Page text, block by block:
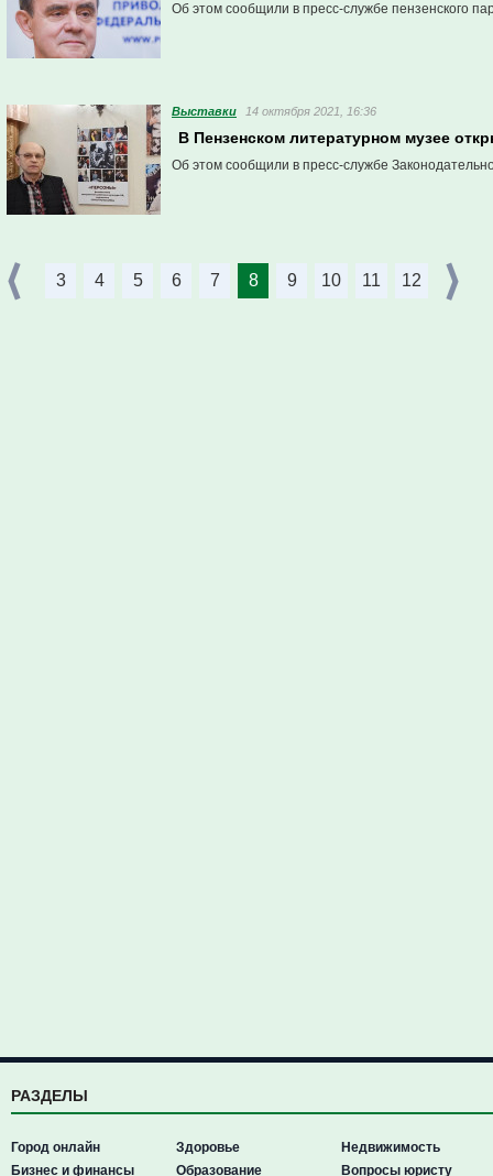
Об этом сообщили в пресс-службе пензенского
Выставки 14 октября 2021, 16:36
В Пензенском литературном музее
Об этом сообщили в пресс-службе
3 4 5 6 7 8 9 10 11 12
РАЗДЕЛЫ
Город онлайн
Бизнес и финансы
Здоровье
Образование
Недвижимость
Вопросы юристу